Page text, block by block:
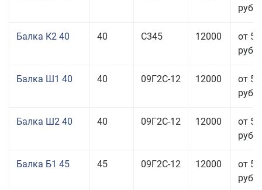
руб.
Балка К2 40 40 С345 12000
от
руб.
Балка Ш1 40 40 09Г2С-12 12000
от
руб.
Балка Ш2 40 40 09Г2С-12 12000
от
руб.
Балка Б1 45 45 09Г2С-12 12000
от
руб.